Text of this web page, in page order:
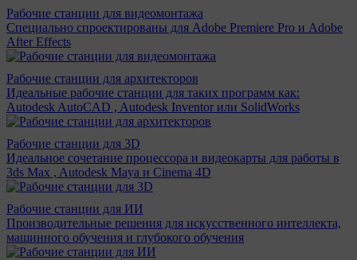
Рабочие станции для видеомонтажа
Специально спроектированы для Adobe Premiere Pro и Adobe
After Effects
Рабочие станции для архитекторов
Идеальные рабочие станции для таких программ как:
Autodesk AutoCAD , Autodesk Inventor или SolidWorks
Рабочие станции для 3D
Идеальное сочетание процессора и видеокарты для работы в
3ds Max , Autodesk Maya и Cinema 4D
Рабочие станции для ИИ
Производительные решения для искусственного интеллекта,
машинного обучения и глубокого обучения